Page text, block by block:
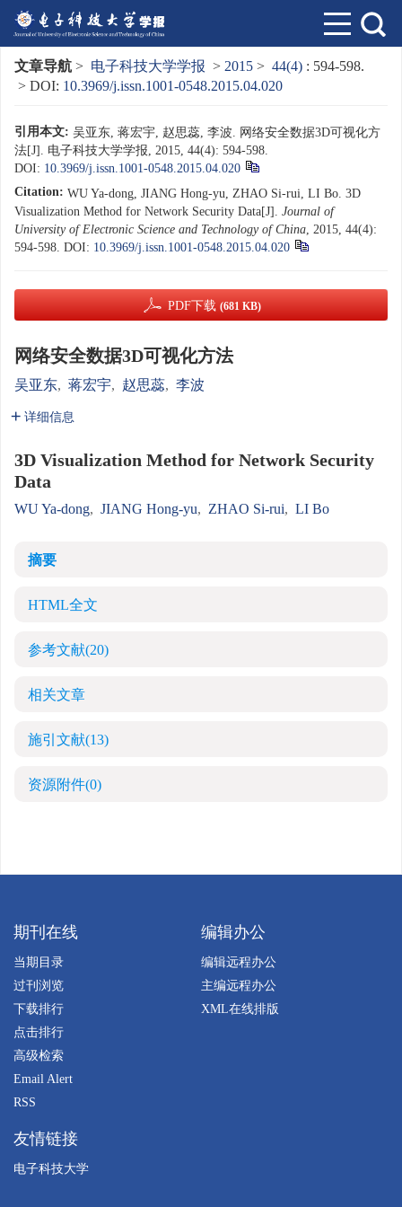
文章导航 > 电子科技大学学报 > 2015 > 44(4) : 594-598.
> DOI: 10.3969/j.issn.1001-0548.2015.04.020
引用本文: 吴亚东, 蒋宏宇, 赵思蕊, 李波. 网络安全数据3D可视化方
法[J]. 电子科技大学学报, 2015, 44(4): 594-598.
DOI: 10.3969/j.issn.1001-0548.2015.04.020
Citation: WU Ya-dong, JIANG Hong-yu, ZHAO Si-rui, LI Bo. 3D
Visualization Method for Network Security Data[J]. Journal of
University of Electronic Science and Technology of China, 2015, 44(4):
594-598. DOI: 10.3969/j.issn.1001-0548.2015.04.020
PDF下载 (681 KB)
网络安全数据3D可视化方法
吴亚东, 蒋宏宇, 赵思蕊, 李波
详细信息
3D Visualization Method for Network Security
Data
WU Ya-dong, JIANG Hong-yu, ZHAO Si-rui, LI Bo
摘要
HTML全文
参考文献(20)
相关文章
施引文献(13)
资源附件(0)
期刊在线
当期目录
过刊浏览
下载排行
点击排行
高级检索
Email Alert
RSS
编辑办公
编辑远程办公
主编远程办公
XML在线排版
友情链接
电子科技大学